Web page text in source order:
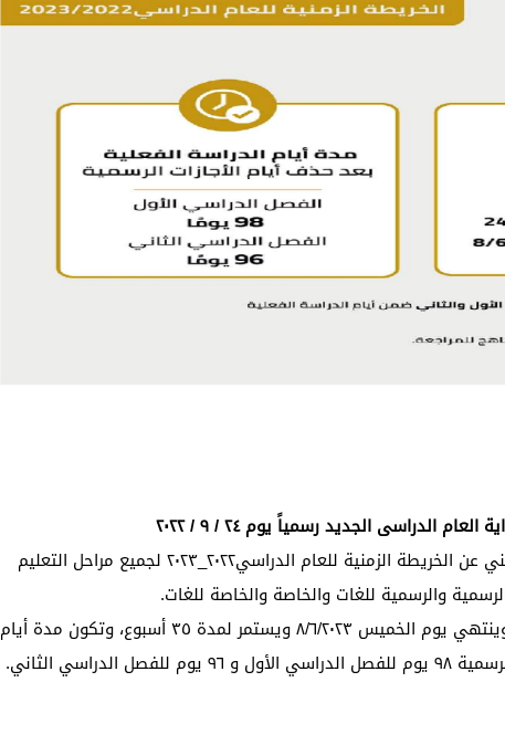
الدراسى الجديد رسمياً يوم ٢٤ / ٩ / ٢٠٢٢
اعلنت وزارة التربية والتعليم والتعليم الفني عن الخريطة الزمنية للعام الدراسي٢٠٢٢_٢٠٢٣ لجميع مراحل التعليم
والرسمية للغات والخاصة والخاصة للغات.
يبدأ العام الدراسي يوم السبت٢٤/ ٩ /٢٠٢٢ وينتهي يوم الخميس ٨/٦/٢٠٢٣ ويستمر لمدة ٣٥ أسبوع، وتكون مدة أيام
الثاني.